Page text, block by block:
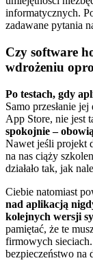
informatycznych.
zadawane pytania
Czy software
wdrożeniu
Po testach, gdy
Samo przesłanie
App Store, nie jest
spokojnie –
Nawet jeśli projekt
na nas ciąży
działało tak, jak
Ciebie natomiast
nad aplikacją
kolejnych wersji
pamiętać, że te
firmowych
bezpieczeństwo na